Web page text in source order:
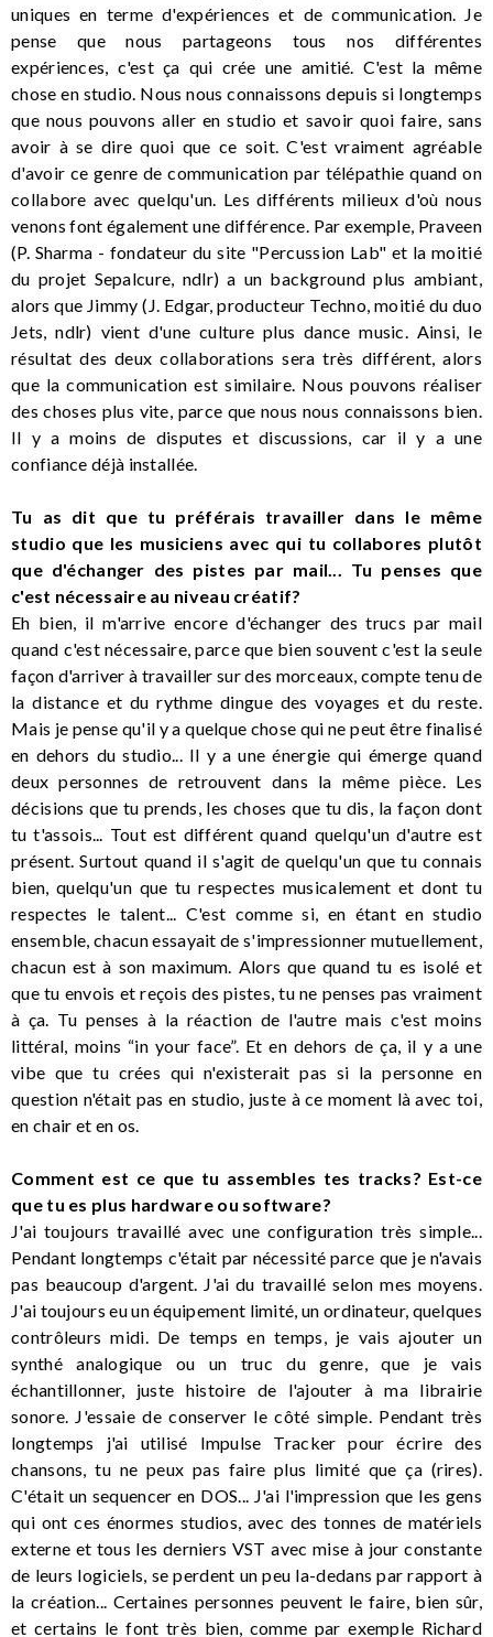
uniques en terme d'expériences et de communication. Je
pense que nous partageons tous nos différentes
expériences, c'est ça qui crée une amitié. C'est la même
chose en studio. Nous nous connaissons depuis si longtemps
que nous pouvons aller en studio et savoir quoi faire, sans
avoir à se dire quoi que ce soit. C'est vraiment agréable
d'avoir ce genre de communication par télépathie quand on
collabore avec quelqu'un. Les différents milieux d'où nous
venons font également une différence. Par exemple, Praveen
(P. Sharma - fondateur du site "Percussion Lab" et la moitié
du projet Sepalcure, ndlr) a un background plus ambiant,
alors que Jimmy (J. Edgar, producteur Techno, moitié du duo
Jets, ndlr) vient d'une culture plus dance music. Ainsi, le
résultat des deux collaborations sera très différent, alors
que la communication est similaire. Nous pouvons réaliser
des choses plus vite, parce que nous nous connaissons bien.
Il y a moins de disputes et discussions, car il y a une
confiance déjà installée.
Tu as dit que tu préférais travailler dans le même
studio que les musiciens avec qui tu collabores plutôt
que d'échanger des pistes par mail... Tu penses que
c'est nécessaire au niveau créatif?
Eh bien, il m'arrive encore d'échanger des trucs par mail
quand c'est nécessaire, parce que bien souvent c'est la seule
façon d'arriver à travailler sur des morceaux, compte tenu de
la distance et du rythme dingue des voyages et du reste.
Mais je pense qu'il y a quelque chose qui ne peut être finalisé
en dehors du studio... Il y a une énergie qui émerge quand
deux personnes de retrouvent dans la même pièce. Les
décisions que tu prends, les choses que tu dis, la façon dont
tu t'assois... Tout est différent quand quelqu'un d'autre est
présent. Surtout quand il s'agit de quelqu'un que tu connais
bien, quelqu'un que tu respectes musicalement et dont tu
respectes le talent... C'est comme si, en étant en studio
ensemble, chacun essayait de s'impressionner mutuellement,
chacun est à son maximum. Alors que quand tu es isolé et
que tu envois et reçois des pistes, tu ne penses pas vraiment
à ça. Tu penses à la réaction de l'autre mais c'est moins
littéral, moins “in your face”. Et en dehors de ça, il y a une
vibe que tu crées qui n'existerait pas si la personne en
question n'était pas en studio, juste à ce moment là avec toi,
en chair et en os.
Comment est ce que tu assembles tes tracks? Est-ce
que tu es plus hardware ou software?
J'ai toujours travaillé avec une configuration très simple...
Pendant longtemps c'était par nécessité parce que je n'avais
pas beaucoup d'argent. J'ai du travaillé selon mes moyens.
J'ai toujours eu un équipement limité, un ordinateur, quelques
contrôleurs midi. De temps en temps, je vais ajouter un
synthé analogique ou un truc du genre, que je vais
échantillonner, juste histoire de l'ajouter à ma librairie
sonore. J'essaie de conserver le côté simple. Pendant très
longtemps j'ai utilisé Impulse Tracker pour écrire des
chansons, tu ne peux pas faire plus limité que ça (rires).
C'était un sequencer en DOS... J'ai l'impression que les gens
qui ont ces énormes studios, avec des tonnes de matériels
externe et tous les derniers VST avec mise à jour constante
de leurs logiciels, se perdent un peu la-dedans par rapport à
la création... Certaines personnes peuvent le faire, bien sûr,
et certains le font très bien, comme par exemple Richard